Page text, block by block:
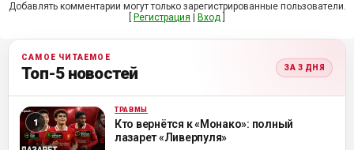
Добавлять комментарии могут только зарегистрированные пользователи.
Регистрация Вход
САМОЕ ЧИТАЕМОЕ
Топ-5 новостей ЗА 3 ДНЯ
ML ТРАВМЫ
Кто вернётся к «Монако»: полный
лазарет «Ливерпуля»